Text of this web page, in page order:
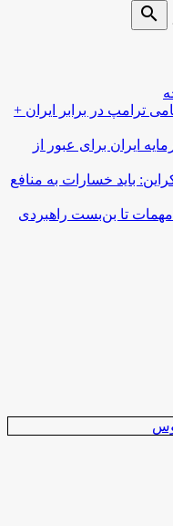
search
ترامپ در برابر ایران +
ایران برای عبور از
باید خسارات به منافع
مهمات تا بن‌بست راهبردی